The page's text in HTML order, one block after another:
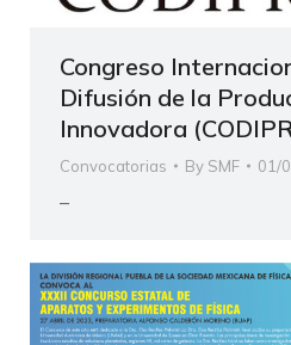
Congreso
Difusión de la
Innovadora
Convocatorias By SMF 01/
–